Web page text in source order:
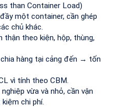
than Container Load)
một container, cần ghép
chủ khác.
theo kiện, hộp, thùng,
hàng tại cảng đến → tốn
vì tính theo CBM.
vừa và nhỏ, cần vận
chi phí.